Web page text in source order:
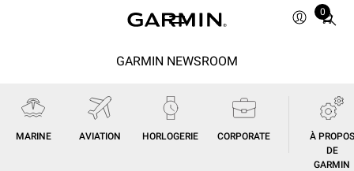
0
Total
GARMIN NEWSROOM
MARINE AVIATION HORLOGERIE CORPORATE
À PROPOS
DE
GARMIN